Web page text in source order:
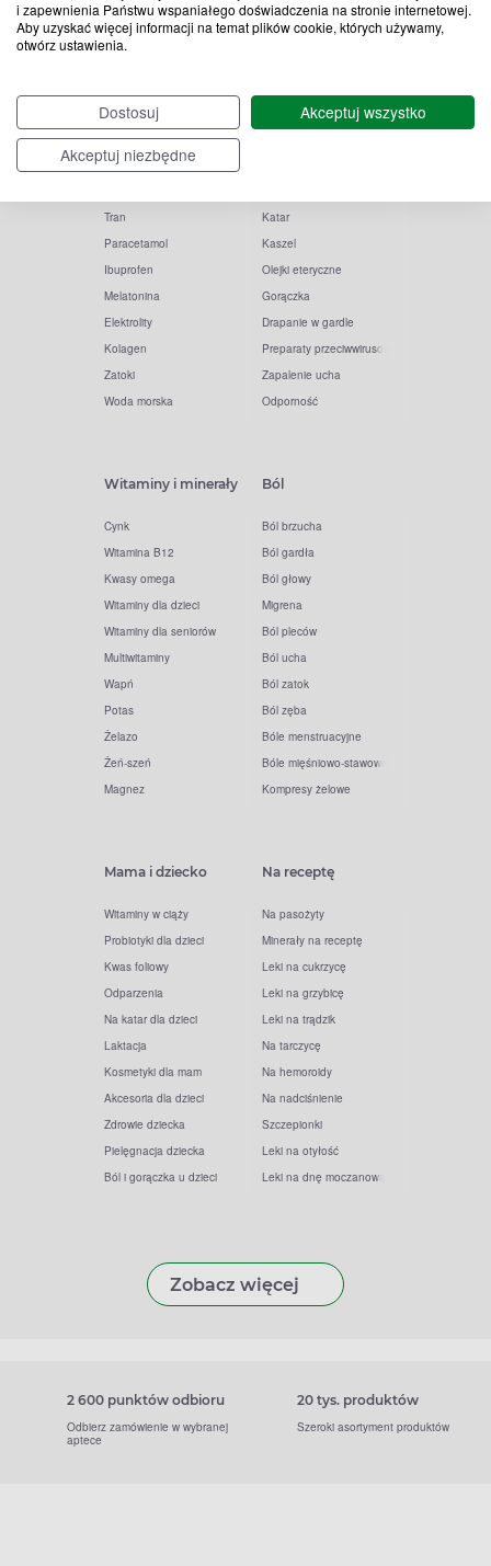
i zapewnienia Państwu wspaniałego doświadczenia na stronie internetowej.
Aby uzyskać więcej informacji na temat plików cookie, których używamy,
otwórz ustawienia.
Dostosuj
Akceptuj wszystko
Akceptuj niezbędne
Popularne zapytania
Witamina D
Witamina C
Tran
Paracetamol
Ibuprofen
Melatonina
Elektrolity
Kolagen
Zatoki
Woda morska
Przeziębienie i grypa
Katar
Kaszel
Olejki eteryczne
Gorączka
Drapanie w gardle
Preparaty przeciwwirusowe
Zapalenie ucha
Odporność
Witaminy i minerały
Cynk
Witamina B12
Kwasy omega
Witaminy dla dzieci
Witaminy dla seniorów
Multiwitaminy
Wapń
Potas
Żelazo
Żeń-szeń
Magnez
Ból
Ból brzucha
Ból gardła
Ból głowy
Migrena
Ból pleców
Ból ucha
Ból zatok
Ból zęba
Bóle menstruacyjne
Bóle mięśniowo-stawowe
Kompresy żelowe
Mama i dziecko
Witaminy w ciąży
Probiotyki dla dzieci
Kwas foliowy
Odparzenia
Na katar dla dzieci
Laktacja
Kosmetyki dla mam
Akcesoria dla dzieci
Zdrowie dziecka
Pielęgnacja dziecka
Ból i gorączka u dzieci
Na receptę
Na pasożyty
Minerały na receptę
Leki na cukrzycę
Leki na grzybicę
Leki na trądzik
Na tarczycę
Na hemoroidy
Na nadciśnienie
Szczepionki
Leki na otyłość
Leki na dnę moczanową
Zobacz więcej
2 600 punktów odbioru
Odbierz zamówienie w wybranej
aptece
20 tys. produktów
Szeroki asortyment produktów